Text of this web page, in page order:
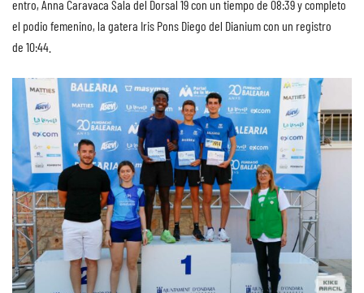
entro, Anna Caravaca Sala del Dorsal 19 con un tiempo de 08:39 y completo
el podio femenino, la gatera Iris Pons Diego del Dianium con un registro
de 10:44.